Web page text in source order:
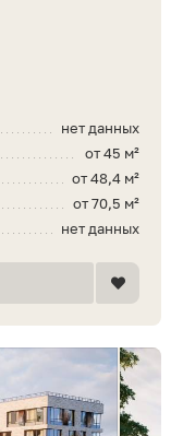
нет данных
от 45 м²
от 48,4 м²
от 70,5 м²
нет данных